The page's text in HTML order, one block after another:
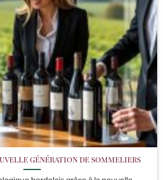
génération de sommeliers